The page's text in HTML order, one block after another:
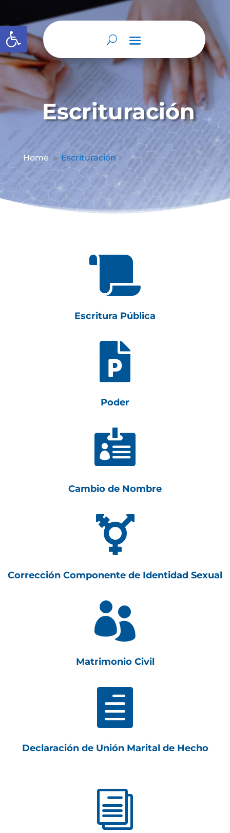
Abrir barra de herramientas
Escrituración
Home 9 Escrituración

Escritura Pública

Poder

Cambio de Nombre

Corrección Componente de Identidad Sexual

Matrimonio Civil

Declaración de Unión Marital de Hecho
i